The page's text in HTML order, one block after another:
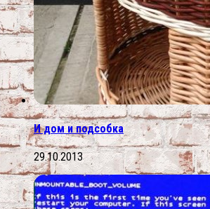
И дом и подсобка
29.10.2013